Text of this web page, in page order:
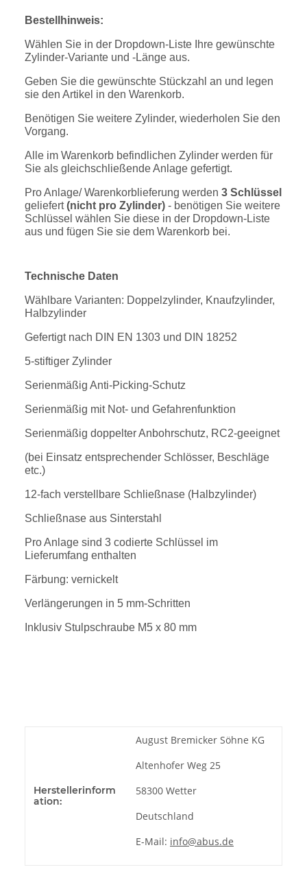
Bestellhinweis:
Wählen Sie in der Dropdown-Liste Ihre gewünschte
Zylinder-Variante und -Länge aus.
Geben Sie die gewünschte Stückzahl an und legen
sie den Artikel in den Warenkorb.
Benötigen Sie weitere Zylinder, wiederholen Sie den
Vorgang.
Alle im Warenkorb befindlichen Zylinder werden für
Sie als gleichschließende Anlage gefertigt.
Pro Anlage/ Warenkorblieferung werden 3 Schlüssel
geliefert(nicht pro Zylinder) - benötigen Sie weitere
Schlüssel wählen Sie diese in der Dropdown-Liste
aus und fügen Sie sie dem Warenkorb bei.
Technische Daten
Wählbare Varianten: Doppelzylinder, Knaufzylinder,
Halbzylinder
Gefertigt nach DIN EN 1303 und DIN 18252
5-stiftiger Zylinder
Serienmäßig Anti-Picking-Schutz
Serienmäßig mit Not- und Gefahrenfunktion
Serienmäßig doppelter Anbohrschutz, RC2-geeignet
(bei Einsatz entsprechender Schlösser, Beschläge
etc.)
12-fach verstellbare Schließnase (Halbzylinder)
Schließnase aus Sinterstahl
Pro Anlage sind 3 codierte Schlüssel im
Lieferumfang enthalten
Färbung: vernickelt
Verlängerungen in 5 mm-Schritten
Inklusiv Stulpschraube M5 x 80 mm
Herstellerinform
ation:
August Bremicker Söhne KG
Altenhofer Weg 25
58300 Wetter
Deutschland
E-Mail: info@abus.de